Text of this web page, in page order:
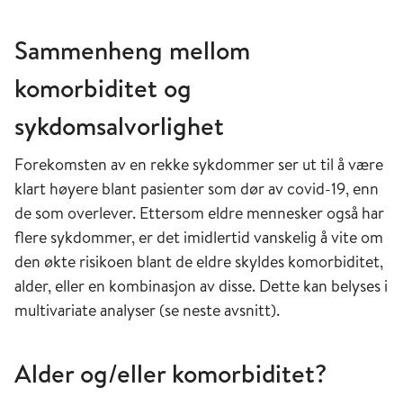
Sammenheng mellom
komorbiditet og
sykdomsalvorlighet
Forekomsten av en rekke sykdommer ser ut til å være
klart høyere blant pasienter som dør av covid-19, enn
de som overlever. Ettersom eldre mennesker også har
flere sykdommer, er det imidlertid vanskelig å vite om
den økte risikoen blant de eldre skyldes komorbiditet,
alder, eller en kombinasjon av disse. Dette kan belyses i
multivariate analyser (se neste avsnitt).
Alder og/eller komorbiditet?